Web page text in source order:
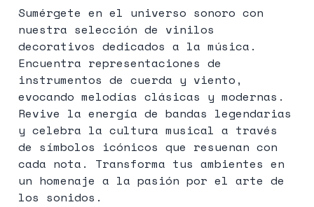
Sumérgete en el universo sonoro con
nuestra selección de vinilos
decorativos dedicados a la música.
Encuentra representaciones de
instrumentos de cuerda y viento,
evocando melodías clásicas y modernas.
Revive la energía de bandas legendarias
y celebra la cultura musical a través
de símbolos icónicos que resuenan con
cada nota. Transforma tus ambientes en
un homenaje a la pasión por el arte de
los sonidos.